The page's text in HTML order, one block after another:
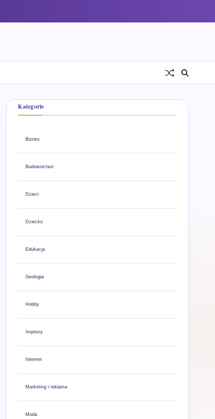
Kategorie
Biznes
Budownictwo
Dzieci
Dziecko
Edukacja
Geologia
Hobby
Imprezy
Internet
Marketing i reklama
Moda